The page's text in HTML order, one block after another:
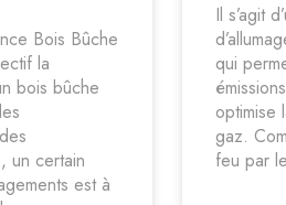
Bois Bûche
la
bois bûche
un certain
est à
Il s’agit
qui
optimise
gaz.
feu par